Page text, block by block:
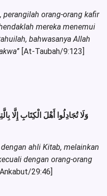
perangilah orang-orang kafir
mereka menemui
bahwasanya Allah
” [At-Taubah/9:123]
وَلَا تُجَادِلُوا أَهْلَ الْكِتَابِ إِلَّا
ahli Kitab, melainkan
dengan orang-orang
29:46]